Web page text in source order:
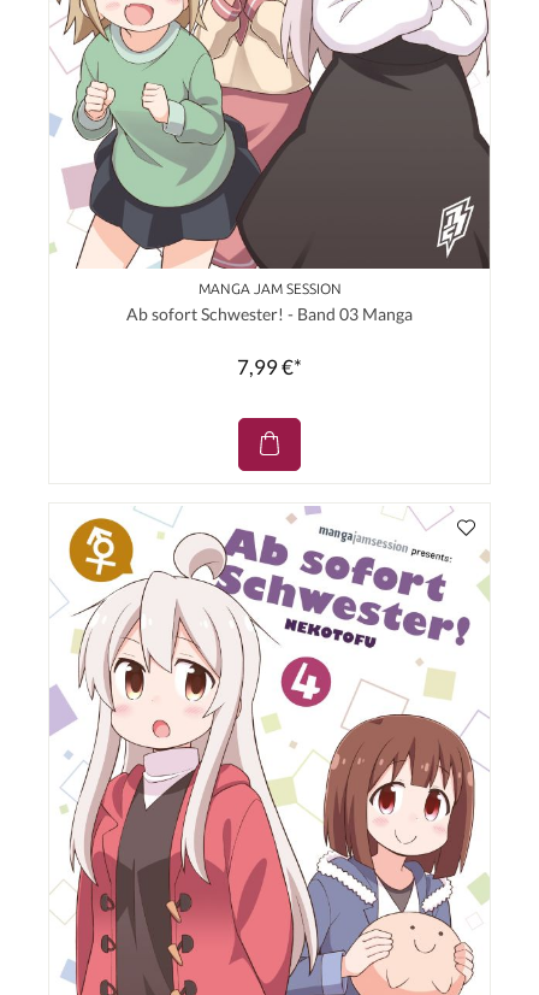
MANGA JAM SESSION
Ab sofort Schwester! - Band 03 Manga
7,99 €*